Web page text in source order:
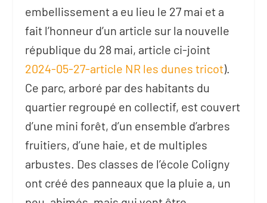
embellissement a eu lieu le 27 mai et a
fait l’honneur d’un article sur la nouvelle
république du 28 mai, article ci-joint
2024-05-27-article NR les dunes tricot).
Ce parc, arboré par des habitants du
quartier regroupé en collectif, est couvert
d’une mini forêt, d’un ensemble d’arbres
fruitiers, d’une haie, et de multiples
arbustes. Des classes de l’école Coligny
ont créé des panneaux que la pluie a, un